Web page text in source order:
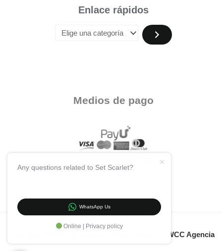
Enlace rápidos
Medios de pago
WCC Agencia
Any questions related to Set Scarlet?
WhatsApp Us
Online | Privacy policy